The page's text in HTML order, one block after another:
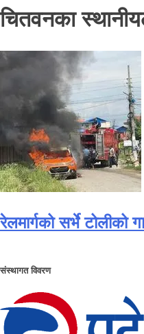
चितवनका
रेलमार्गको सर्भे टोलीको
संस्थागत विवरण